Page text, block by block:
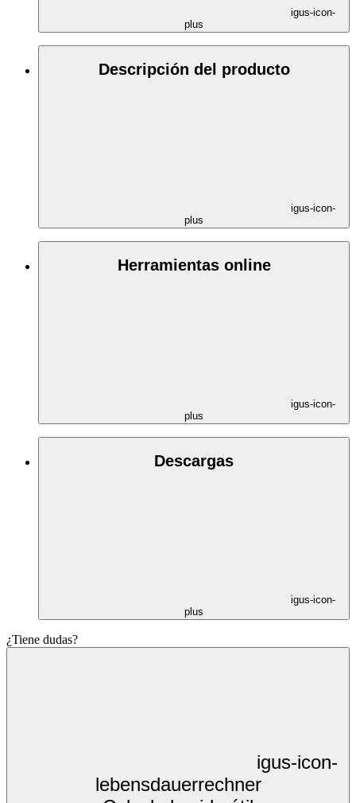
igus-icon-
plus
Descripción del producto
igus-icon-
plus
Herramientas online
igus-icon-
plus
Descargas
igus-icon-
plus
¿Tiene dudas?
igus-icon-
lebensdauerrechner